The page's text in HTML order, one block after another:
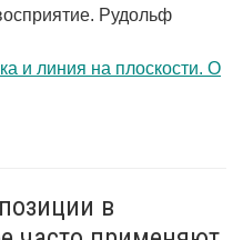
Рудольф
и линия на плоскости. О
в